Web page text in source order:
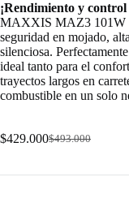
¡Rendimiento y
MAXXIS MAZ3 101W
seguridad en mojado,
silenciosa.
ideal tanto para el
trayectos largos en
combustible en un solo
$493.000
Original
was:
$429.000Current
is: